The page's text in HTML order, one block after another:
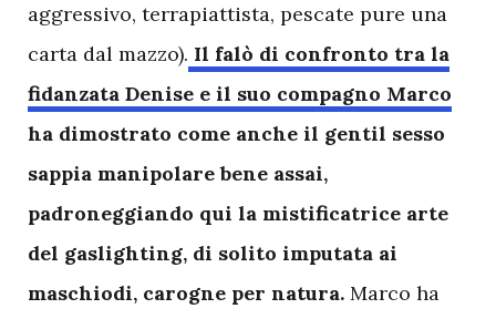
aggressivo, terrapiattista, pescate pure una
carta dal mazzo). Il falò di confronto tra la
fidanzata Denise e il suo compagno Marco
ha dimostrato come anche il gentil sesso
sappia manipolare bene assai,
padroneggiando qui la mistificatrice arte
del gaslighting, di solito imputata ai
maschiodi, carogne per natura. Marco ha